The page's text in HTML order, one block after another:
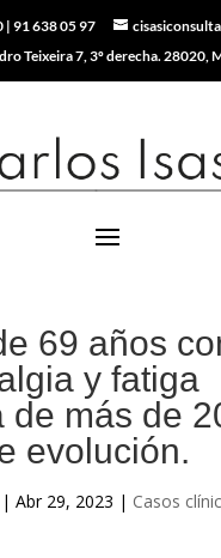
|91 638 05 97
Teixeira 7, 3º derecha. 28020,
69 años
y fatiga
de más de
evolución.
| Abr 29, 2023 | Casos